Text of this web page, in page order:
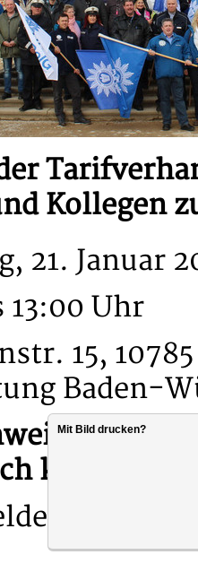
Kollegen
21. Januar
13:00 Uhr
15,
Baden-
Es
kein
dich
Mit Bild drucken?